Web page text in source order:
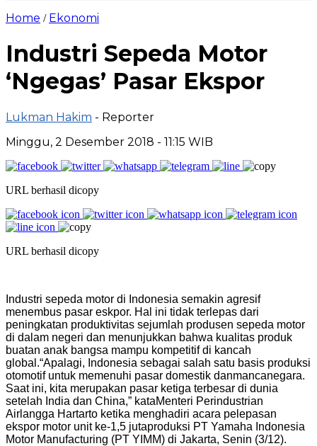
Home / Ekonomi
Industri Sepeda Motor
‘Ngegas’ Pasar Ekspor
Lukman Hakim - Reporter
Minggu, 2 Desember 2018 - 11:15 WIB
URL berhasil dicopy
URL berhasil dicopy
Industri sepeda motor di Indonesia semakin agresif
menembus pasar eskpor. Hal ini tidak terlepas dari
peningkatan produktivitas sejumlah produsen sepeda motor
di dalam negeri dan menunjukkan bahwa kualitas produk
buatan anak bangsa mampu kompetitif di kancah
global.“Apalagi, Indonesia sebagai salah satu basis produksi
otomotif untuk memenuhi pasar domestik danmancanegara.
Saat ini, kita merupakan pasar ketiga terbesar di dunia
setelah India dan China,” kataMenteri Perindustrian
Airlangga Hartarto ketika menghadiri acara pelepasan
ekspor motor unit ke-1,5 jutaproduksi PT Yamaha Indonesia
Motor Manufacturing (PT YIMM) di Jakarta, Senin (3/12).